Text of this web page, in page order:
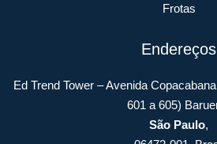
Frotas
Endereços
Ed Trend Tower – Avenida
601 a 605)
São Paulo,